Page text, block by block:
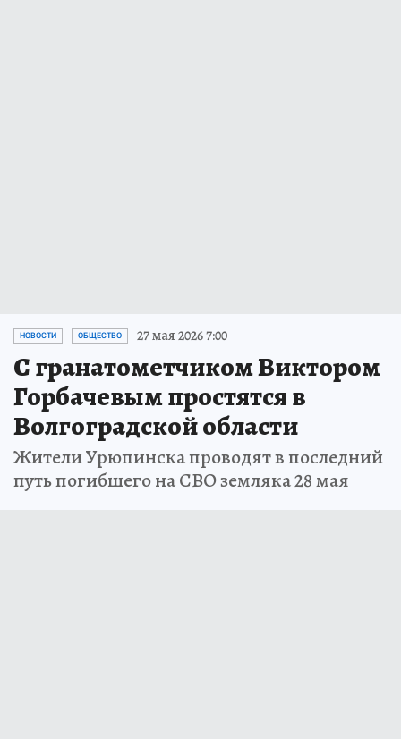
НОВОСТИ ОБЩЕСТВО 27 мая 2026 7:00
С гранатометчиком Виктором
Горбачевым простятся в
Волгоградской области
Жители Урюпинска проводят в последний
путь погибшего на СВО земляка 28 мая